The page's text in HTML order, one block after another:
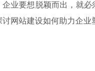
业要想脱颖而出，就
网站建设如何助力企